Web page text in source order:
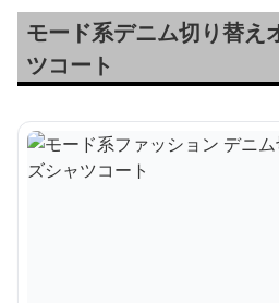
モード系デニム切り替え
ツコート